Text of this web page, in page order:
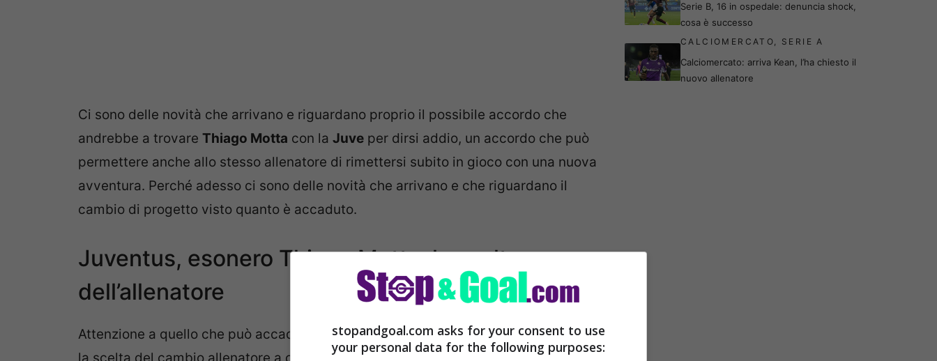
Ci sono delle novità che arrivano e riguardano proprio il possibile accordo che
andrebbe a trovare Thiago Motta con la Juve per dirsi addio, un accordo che può
permettere anche allo stesso allenatore di rimettersi subito in gioco con una nuova
avventura. Perché adesso ci sono delle novità che arrivano e che riguardano il
cambio di progetto visto quanto è accaduto.
Juventus, esonero Thiago Motta: la scelta
dell’allenatore
Attenzione a quello che può accadere perché ci sono delle notizie che riguardano
la scelta del cambio allenatore a cui punta la Juventus
e che può portare a
Serie B, 16 in ospedale: denuncia shock,
cosa è successo
CALCIOMERCATO, SERIE A
Calciomercato: arriva Kean, l’ha chiesto il
nuovo allenatore
stopandgoal.com asks for your consent to use
your personal data for the following purposes: